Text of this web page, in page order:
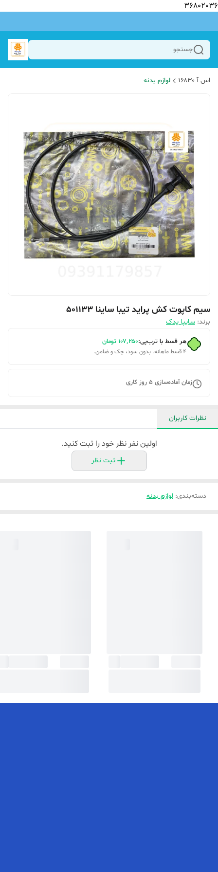
36802036
جستجو
اس آ ۱۶۸۳۰ لوازم بدنه
سیم کاپوت کش پراید تیبا ساینا 501133
برند: سایپا یدک
هر قسط با ترب‌پی:۱۰۷٬۲۵۰ تومان
۴ قسط ماهانه. بدون سود، چک و ضامن.
زمان آماده‌سازی 5 روز کاری
نظرات کاربران
اولین نفر نظر خود را ثبت کنید.
ثبت نظر
دسته‌بندی: لوازم بدنه